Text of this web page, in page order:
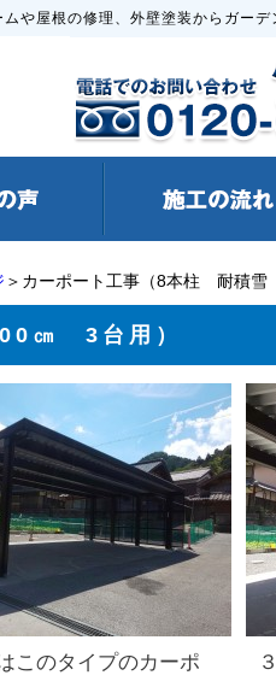
や屋根の修理、外壁塗装からガー
＞カーポート工事（8本柱 耐積
㎝ 3台用）
このタイプのカーポ